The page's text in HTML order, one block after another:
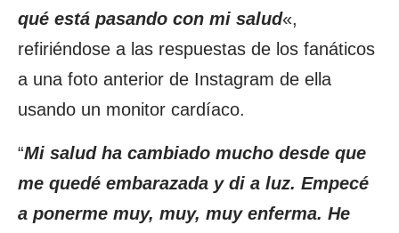
qué está pasando con mi salud«,
refiriéndose a las respuestas de los fanáticos
a una foto anterior de Instagram de ella
usando un monitor cardíaco.
“Mi salud ha cambiado mucho desde que
me quedé embarazada y di a luz. Empecé
a ponerme muy, muy, muy enferma. He